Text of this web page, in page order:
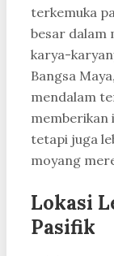
terkemuka
besar dalam
karya-
Bangsa
mendalam
memberikan
tetapi juga
moyang
Lokasi
Pasifik